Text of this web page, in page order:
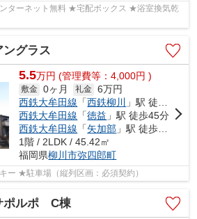
ターネット無料 ★宅配ボックス ★浴室換気乾
ングラス
5.5万円 (管理費等：4,000円 )
敷金 0ヶ月 礼金 6万円
西鉄大牟田線 「西鉄柳川
」駅 徒歩41分
西鉄大牟田線 「徳益 」駅 徒歩45分
西鉄大牟田線 「矢加部 」駅 徒歩46分
1階 / 2LDK / 45.42㎡
福岡県柳川市弥四郎町
★駐車場（縦列区画：必須契約）
ポルポ C棟